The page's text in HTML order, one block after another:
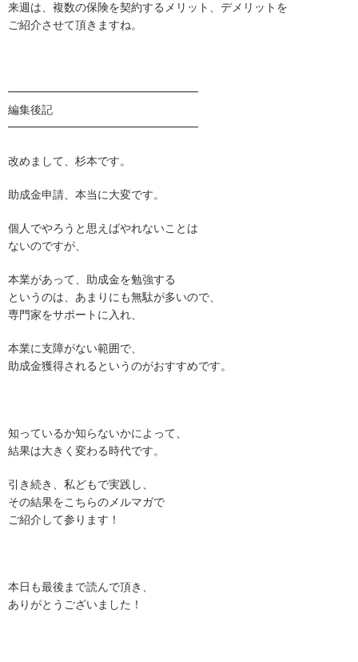
来週は、複数の保険を契約するメリット、デメリットを
ご紹介させて頂きますね。
━━━━━━━━━━━━━━━━━
編集後記
━━━━━━━━━━━━━━━━━
改めまして、杉本です。
助成金申請、本当に大変です。
個人でやろうと思えばやれないことは
ないのですが、
本業があって、助成金を勉強する
というのは、あまりにも無駄が多いので、
専門家をサポートに入れ、
本業に支障がない範囲で、
助成金獲得されるというのがおすすめです。
知っているか知らないかによって、
結果は大きく変わる時代です。
引き続き、私どもで実践し、
その結果をこちらのメルマガで
ご紹介して参ります！
本日も最後まで読んで頂き、
ありがとうございました！